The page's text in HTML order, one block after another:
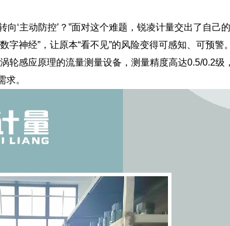
向‘主动防控’？”面对这个难题，锐凌计量交出了自己
字神经”，让原本“看不见”的风险变得可感知、可预警。
轮感应原理的流量测量设备，测量精度高达0.5/0.2级
求。